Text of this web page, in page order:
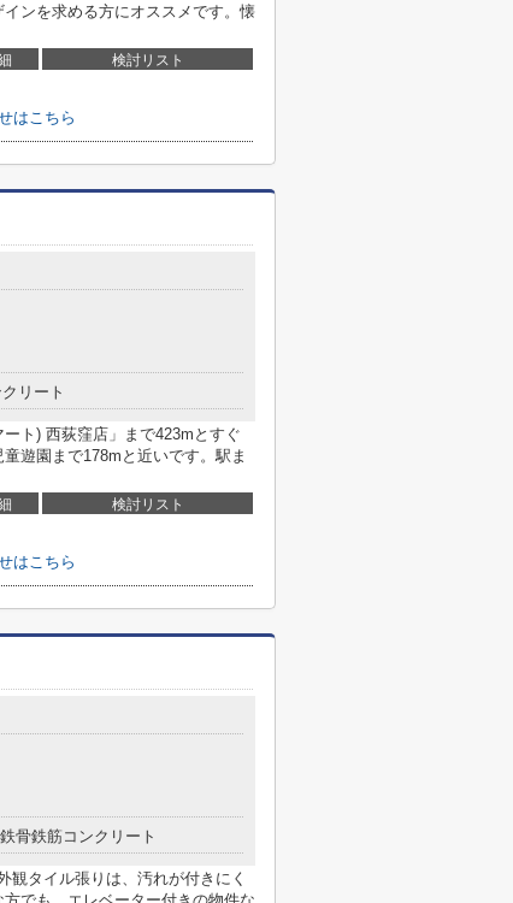
ンを求める方にオススメです。懐
検討リスト
はこちら
リート
ト) 西荻窪店」まで423mとすぐ
遊園まで178mと近いです。駅ま
検討リスト
はこちら
鉄骨鉄筋コンクリート
観タイル張りは、汚れが付きにく